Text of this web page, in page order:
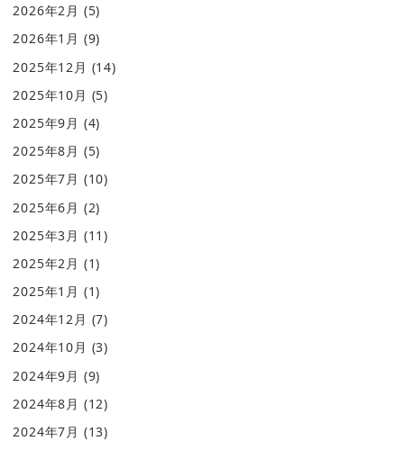
2026年2月 (5)
2026年1月 (9)
2025年12月 (14)
2025年10月 (5)
2025年9月 (4)
2025年8月 (5)
2025年7月 (10)
2025年6月 (2)
2025年3月 (11)
2025年2月 (1)
2025年1月 (1)
2024年12月 (7)
2024年10月 (3)
2024年9月 (9)
2024年8月 (12)
2024年7月 (13)